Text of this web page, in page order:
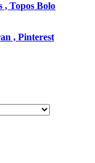
,Topos Bolo
, Pinterest